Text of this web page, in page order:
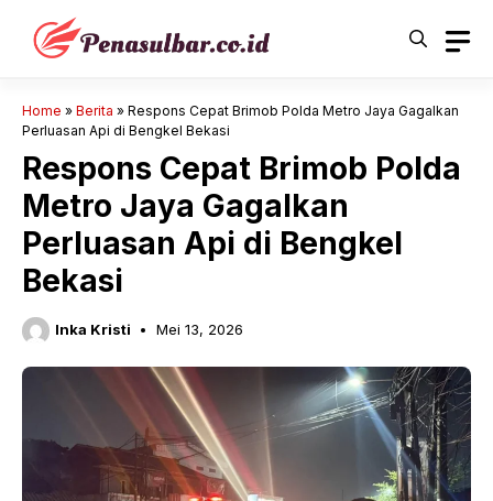
Langsung
Home » Berita » Respons Cepat Brimob Polda Metro Jaya Gagalkan
Perluasan Api di Bengkel Bekasi
Respons Cepat Brimob Polda
Metro Jaya Gagalkan
Perluasan Api di Bengkel
Bekasi
Inka Kristi Mei 13, 2026